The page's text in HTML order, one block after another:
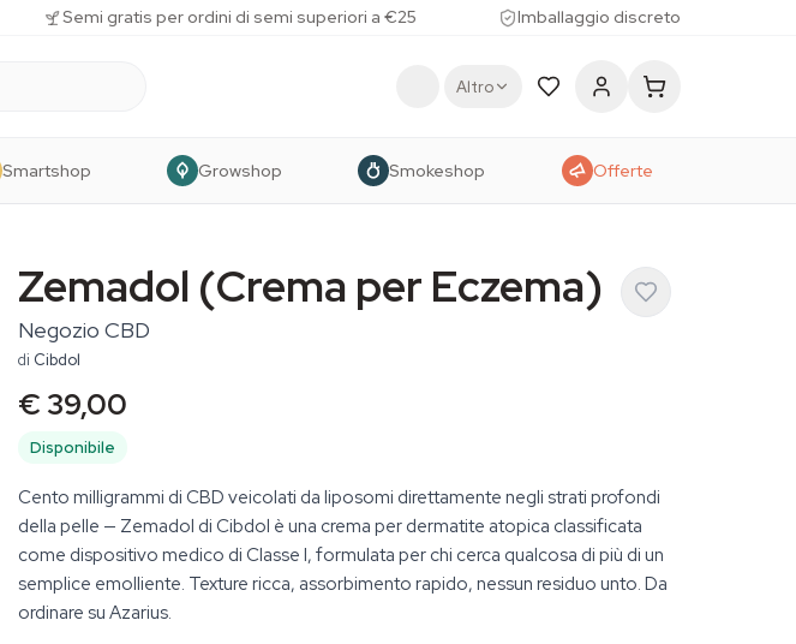
Semi gratis per ordini di semi superiori a €25 Imballaggio discreto
Altro
Smartshop Growshop Smokeshop Offerte
Zemadol (Crema per Eczema)
Negozio CBD
di Cibdol
€ 39,00
Disponibile
Cento milligrammi di CBD veicolati da liposomi direttamente negli strati profondi
della pelle — Zemadol di Cibdol è una crema per dermatite atopica classificata
come dispositivo medico di Classe I, formulata per chi cerca qualcosa di più di un
semplice emolliente. Texture ricca, assorbimento rapido, nessun residuo unto. Da
ordinare su Azarius.